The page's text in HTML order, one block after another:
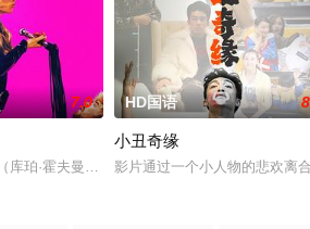
团体。如今，三人为了一场仅有一次的演出再
7.0
库珀·霍夫曼 Cooper Hoffman 饰）在著名艺术家
HD国语
小丑奇缘
影片通过一个小人物的悲欢离